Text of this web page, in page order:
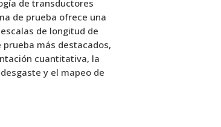
de transductores
de prueba ofrece una
de longitud de
más destacados,
cuantitativa, la
y el mapeo de